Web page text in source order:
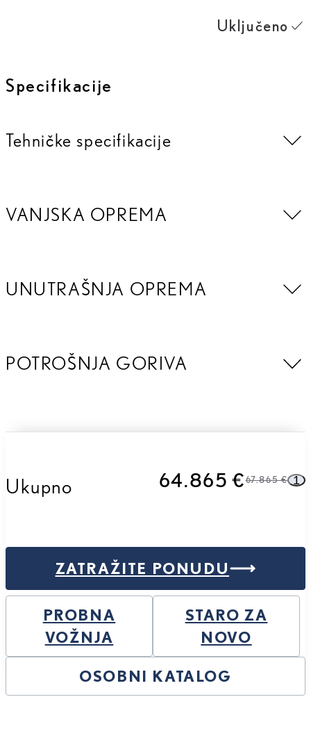
Uključeno
Specifikacije
Tehničke specifikacije
VANJSKA OPREMA
UNUTRAŠNJA OPREMA
POTROŠNJA GORIVA
Ukupno 64.865 €67.865 € 1
ZATRAŽITE PONUDU
PROBNA
VOŽNJA
STARO ZA
NOVO
OSOBNI KATALOG